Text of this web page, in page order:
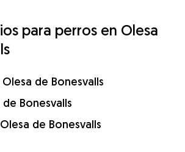
para perros en Olesa
de Bonesvalls
Bonesvalls
de Bonesvalls